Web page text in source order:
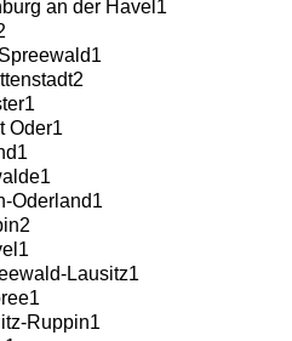
an der Havel 1
1
2
1
Oder1
1
1
Oderland1
2
1
Lausitz1
1
Ruppin1